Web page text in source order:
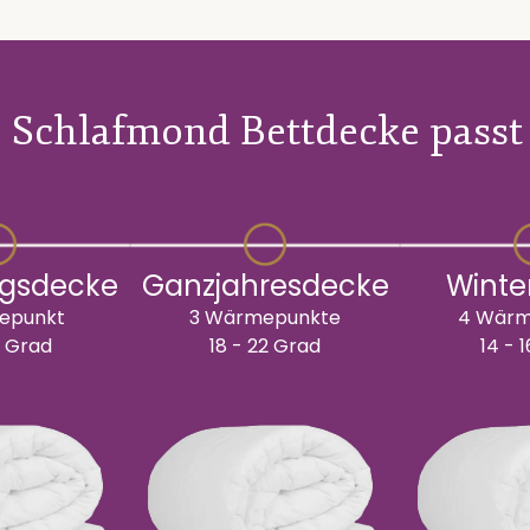
Bettdecke
Grad
Ganzjahresdecke
3 Wärmepunkte
18 - 22 Grad
4
14 -